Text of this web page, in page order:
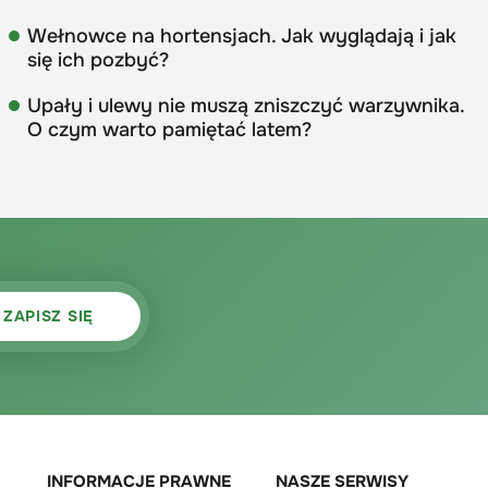
Wełnowce na hortensjach. Jak wyglądają i jak
się ich pozbyć?
Upały i ulewy nie muszą zniszczyć warzywnika.
O czym warto pamiętać latem?
INFORMACJE PRAWNE NASZE SERWISY